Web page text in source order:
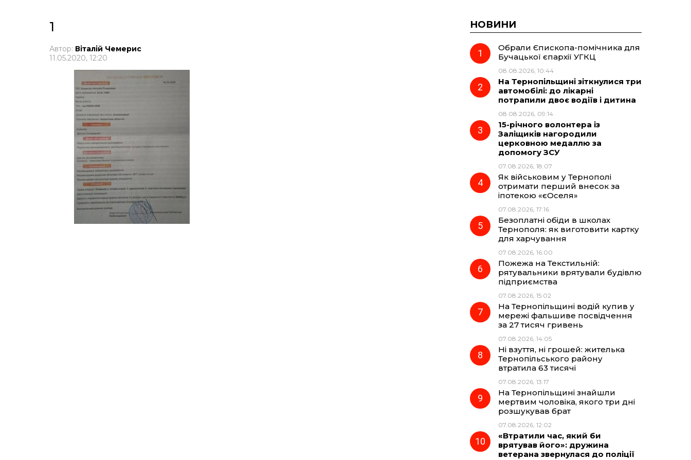
1
Автор: Віталій Чемерис
11.05.2020, 12:20
НОВИНИ
Обрали Єпископа-помічника для
Бучацької єпархії УГКЦ
08.08.2026, 10:44
На Тернопільщині зіткнулися три
автомобілі: до лікарні
потрапили двоє водіїв і дитина
08.08.2026, 09:14
15-річного волонтера із
Заліщиків нагородили
церковною медаллю за
допомогу ЗСУ
07.08.2026, 18:07
Як військовим у Тернополі
отримати перший внесок за
іпотекою «єОселя»
07.08.2026, 17:16
Безоплатні обіди в школах
Тернополя: як виготовити картку
для харчування
07.08.2026, 16:00
Пожежа на Текстильній:
рятувальники врятували будівлю
підприємства
07.08.2026, 15:02
На Тернопільщині водій купив у
мережі фальшиве посвідчення
за 27 тисяч гривень
07.08.2026, 14:05
Ні взуття, ні грошей: жителька
Тернопільського району
втратила 63 тисячі
07.08.2026, 13:17
На Тернопільщині знайшли
мертвим чоловіка, якого три дні
розшукував брат
07.08.2026, 12:02
«Втратили час, який би
врятував його»: дружина
ветерана звернулася до поліції